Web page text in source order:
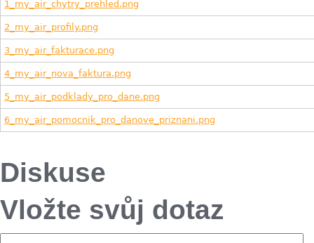
1_my_air_chytry_prehled.png
2_my_air_profily.png
3_my_air_fakturace.png
4_my_air_nova_faktura.png
5_my_air_podklady_pro_dane.png
6_my_air_pomocnik_pro_danove_priznani.png
Diskuse
Vložte svůj dotaz